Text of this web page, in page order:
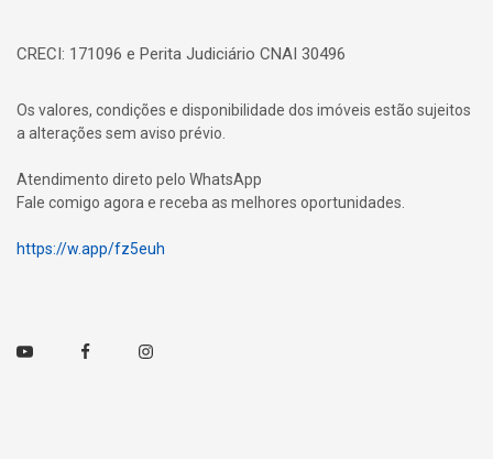
CRECI: 171096 e Perita Judiciário CNAI 30496
Os valores, condições e disponibilidade dos imóveis estão sujeitos
a alterações sem aviso prévio.
Atendimento direto pelo WhatsApp
Fale comigo agora e receba as melhores oportunidades.
https://w.app/fz5euh
Youtube FacebookInstagram